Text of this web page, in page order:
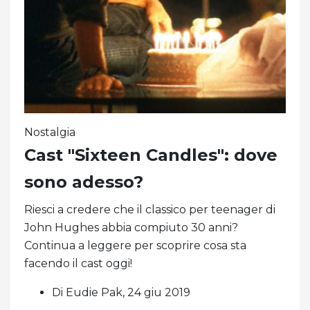
Nostalgia
Cast "Sixteen Candles": dove
sono adesso?
Riesci a credere che il classico per teenager di
John Hughes abbia compiuto 30 anni?
Continua a leggere per scoprire cosa sta
facendo il cast oggi!
Di Eudie Pak, 24 giu 2019